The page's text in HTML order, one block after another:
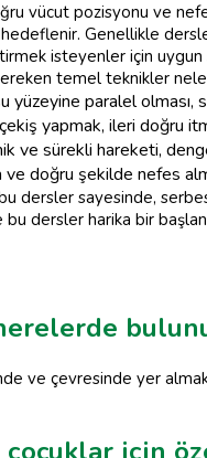
vücut pozisyonu ve
Genellikle
isteyenler için
temel teknikler
yüzeyine paralel olması,
yapmak, ileri doğru
ve sürekli hareketi,
doğru şekilde nefes
dersler sayesinde,
bu dersler harika bir
ve çevresinde yer